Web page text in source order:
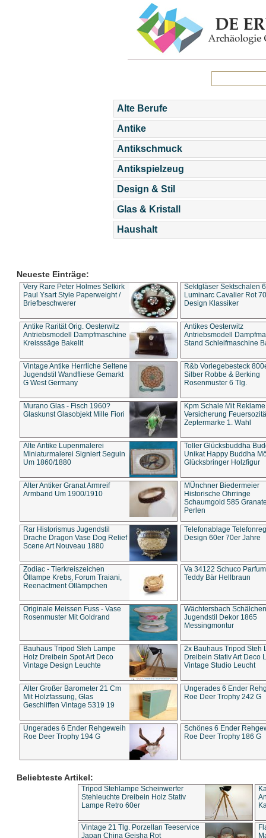
Alte Berufe
Antike
Antikschmuck
Antikspielzeug
Design & Stil
Glas & Kristall
Haushalt
Neueste Einträge:
Very Rare Peter Holmes Selkirk
Paul Ysart Style Paperweight /
Briefbeschwerer
Sektgläser Sektschalen
Luminarc Cavalier Rot
Design Klassiker
Antike Rarität Orig. Oesterwitz
Antriebsmodell Dampfmaschine
Kreisssäge Bakelit
Antikes Oesterwitz
Antriebsmodell
Stand Schleifmaschine
Vintage Antike Herrliche Seltene
Jugendstil Wandfliese Gemarkt
G West Germany
R&b Vorlegebesteck
Silber Robbe & Berking
Rosenmuster 6 Tlg.
Murano Glas - Fisch 1960?
Glaskunst Glasobjekt Mille Fiori
Kpm Schale Mit Reklame
Versicherung
Zeptermarke 1. Wahl
Alte Antike Lupenmalerei
Miniaturmalerei Signiert Seguin
Um 1860/1880
Toller Glücksbuddha
Unikat Happy Buddha
Glücksbringer Holzfigur
Alter Antiker Granat Armreif
Armband Um 1900/1910
MÜnchner Biedermeier
Historische Ohrringe
Schaumgold 585
Perlen
Rar Historismus Jugendstil
Drache Dragon Vase Dog Relief
Scene Art Nouveau 1880
Telefonablage
Design 60er 70er Jahre
Zodiac - Tierkreiszeichen
Öllampe Krebs, Forum Traiani,
Reenactment Öllämpchen
Va 34122 Schuco
Teddy Bär Hellbraun
Originale Meissen Fuss - Vase
Rosenmuster Mit Goldrand
Wächtersbach Schälchen
Jugendstil Dekor 1865
Messingmontur
Bauhaus Tripod Steh Lampe
Holz Dreibein Spot Art Deco
Vintage Design Leuchte
2x Bauhaus Tripod Steh
Dreibein Stativ Art Deco
Vintage Studio Leucht
Alter Großer Barometer 21 Cm
Mit Holzfassung, Glas
Geschliffen Vintage 5319 19
Ungerades 6 Ender
Roe Deer Trophy 242 G
Ungerades 6 Ender Rehgeweih
Roe Deer Trophy 194 G
Schönes 6 Ender
Roe Deer Trophy 186 G
Beliebteste Artikel:
Tripod Stehlampe Scheinwerfer
Stehleuchte Dreibein Holz Stativ
Lampe Retro 60er
Vintage 21 Tlg. Porzellan Teeservice
Japan China Geisha Rot